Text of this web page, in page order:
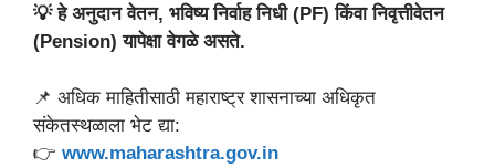
💡 हे अनुदान वेतन, भविष्य निर्वाह निधी (PF) किंवा निवृत्तीवेतन
(Pension) यापेक्षा वेगळे असते.
📌 अधिक माहितीसाठी महाराष्ट्र शासनाच्या अधिकृत
संकेतस्थळाला भेट द्या:
👉 www.maharashtra.gov.in